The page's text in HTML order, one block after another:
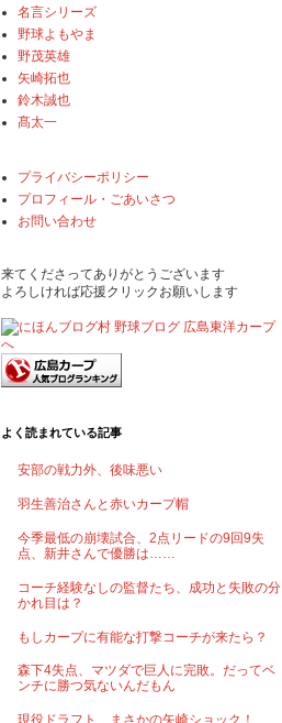
名言シリーズ
野球よもやま
野茂英雄
矢崎拓也
鈴木誠也
髙太一
プライバシーポリシー
プロフィール・ごあいさつ
お問い合わせ
来てくださってありがとうございます
よろしければ応援クリックお願いします
よく読まれている記事
安部の戦力外、後味悪い
羽生善治さんと赤いカープ帽
今季最低の崩壊試合、2点リードの9回9失
点、新井さんで優勝は……
コーチ経験なしの監督たち、成功と失敗の分
かれ目は？
もしカープに有能な打撃コーチが来たら？
森下4失点、マツダで巨人に完敗。だってベ
ンチに勝つ気ないんだもん
現役ドラフト、まさかの矢崎ショック！